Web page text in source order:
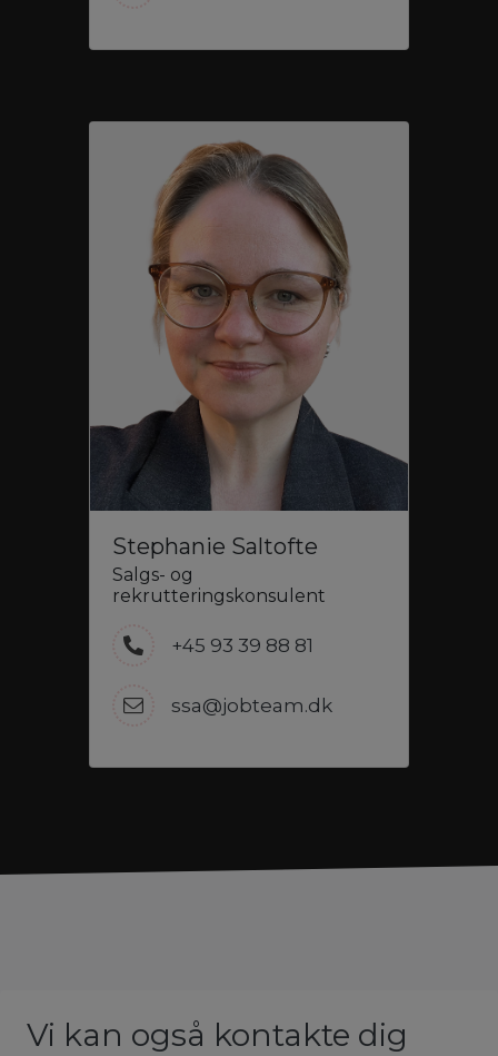
Stephanie Saltofte
Salgs- og
rekrutteringskonsulent
+45 93 39 88 81
ssa@jobteam.dk
Vi kan også kontakte dig